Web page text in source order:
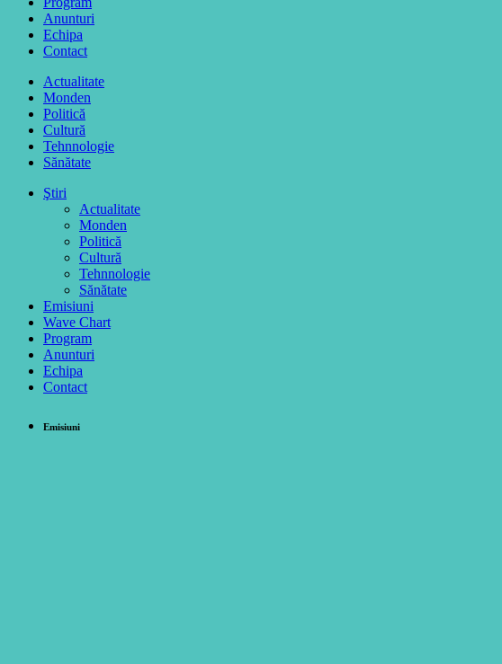
Anunturi
Echipa
Contact
Actualitate
Monden
Politică
Cultură
Tehnnologie
Sănătate
Ştiri
Actualitate
Monden
Politică
Cultură
Tehnnologie
Sănătate
Emisiuni
Wave Chart
Program
Anunturi
Echipa
Contact
Emisiuni